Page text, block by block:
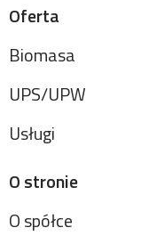
Oferta
Biomasa
UPS/UPW
Usługi
O stronie
O spółce